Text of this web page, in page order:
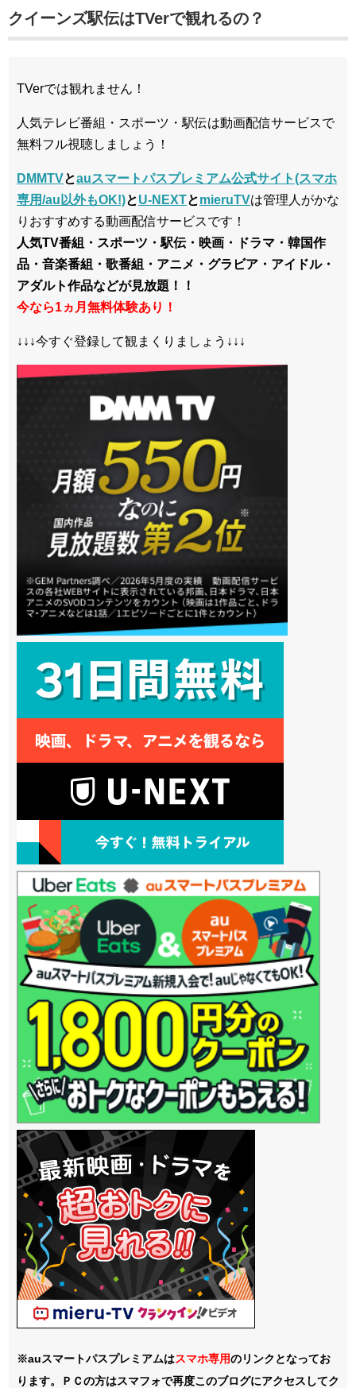
クイーンズ駅伝はTVerで観れるの？
TVerでは観れません！
人気テレビ番組・スポーツ・駅伝は動画配信サービスで
無料フル視聴しましょう！
DMMTVとauスマートパスプレミアム公式サイト(スマホ
専用/au以外もOK!)とU-NEXTとmieruTVは管理人がかな
りおすすめする動画配信サービスです！
人気TV番組・スポーツ・駅伝・映画・ドラマ・韓国作
品・音楽番組・歌番組・アニメ・グラビア・アイドル・
アダルト作品などが見放題！！
今なら1ヵ月無料体験あり！
↓↓↓今すぐ登録して観まくりましょう↓↓↓
※auスマートパスプレミアムはスマホ専用のリンクとなってお
ります。ＰＣの方はスマフォで再度このブログにアクセスしてク